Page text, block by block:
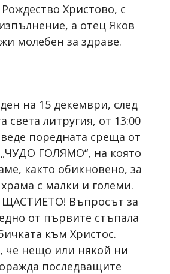
Христово, с
а отец Яков
молебен за здраве.
на 15 декември, след
света литругия, от 13:00
поредната среща от
ГОЛЯМО“, на която
както обикновено, за
с малки и големи.
ЩАСТИЕТО! Въпросът за
от първите стъпала
към Христос.
че нещо или някой ни
последващите